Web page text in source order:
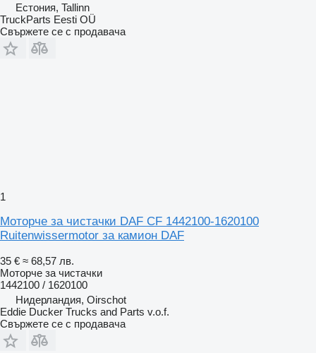
Естония, Tallinn
TruckParts Eesti OÜ
Свържете се с продавача
1
Моторче за чистачки DAF CF 1442100-1620100
Ruitenwissermotor за камион DAF
35 € ≈ 68,57 лв.
Моторче за чистачки
1442100 / 1620100
Нидерландия, Oirschot
Eddie Ducker Trucks and Parts v.o.f.
Свържете се с продавача